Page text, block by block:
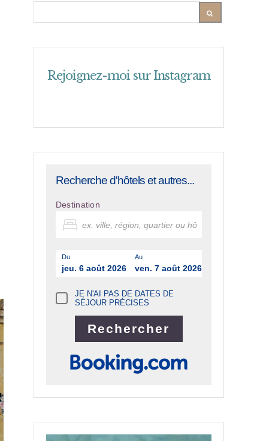
Rejoignez-moi sur Instagram
Recherche d'hôtels et autres...
Destination
Du
jeu. 6 août 2026
Au
ven. 7 août 2026
JE N'AI PAS DE DATES DE
SÉJOUR PRÉCISES